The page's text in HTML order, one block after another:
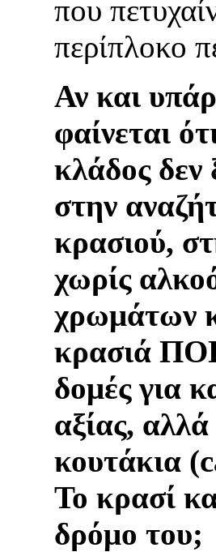
που
περίπλοκο
Αν και
φαίνεται
κλάδος δεν
στην
κρασιού,
χωρίς
χρωμάτων
κρασιά
δομές για
αξίας,
κουτάκια
Το κρασί
δρόμο του;